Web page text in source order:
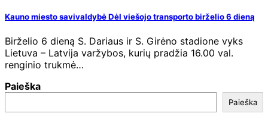
Kauno miesto savivaldybė Dėl viešojo transporto birželio 6 dieną
Birželio 6 dieną S. Dariaus ir S. Girėno stadione vyks
Lietuva – Latvija varžybos, kurių pradžia 16.00 val.
renginio trukmė…
Paieška
Paieška